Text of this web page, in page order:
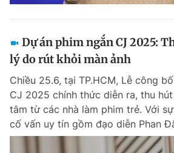
Dự án phim ngắn CJ 2025:
lý do rút khỏi màn ảnh
Chiều 25.6, tại TP.HCM, Lễ công
CJ 2025 chính thức diễn ra, thu
tâm từ các nhà làm phim trẻ. Với
cố vấn uy tín gồm đạo diễn Phan